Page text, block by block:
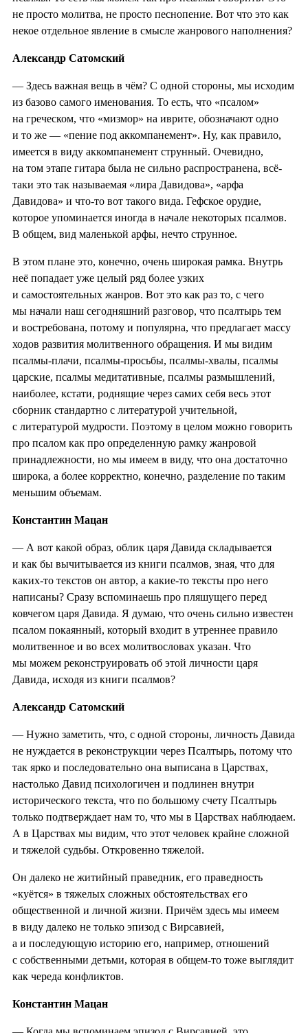
не просто молитва, не просто песнопение. Вот что это как
некое отдельное явление в смысле жанрового наполнения?
Александр Сатомский
— Здесь важная вещь в чём? С одной стороны, мы исходим
из базово самого именования. То есть, что «псалом»
на греческом, что «мизмор» на иврите, обозначают одно
и то же — «пение под аккомпанемент». Ну, как правило,
имеется в виду аккомпанемент струнный. Очевидно,
на том этапе гитара была не сильно распространена, всё-
таки это так называемая «лира Давидова», «арфа
Давидова» и что-то вот такого вида. Гефское орудие,
которое упоминается иногда в начале некоторых псалмов.
В общем, вид маленькой арфы, нечто струнное.
В этом плане это, конечно, очень широкая рамка. Внутрь
неё попадает уже целый ряд более узких
и самостоятельных жанров. Вот это как раз то, с чего
мы начали наш сегодняшний разговор, что псалтырь тем
и востребована, потому и популярна, что предлагает массу
ходов развития молитвенного обращения. И мы видим
псалмы-плачи, псалмы-просьбы, псалмы-хвалы, псалмы
царские, псалмы медитативные, псалмы размышлений,
наиболее, кстати, роднящие через самих себя весь этот
сборник стандартно с литературой учительной,
с литературой мудрости. Поэтому в целом можно говорить
про псалом как про определенную рамку жанровой
принадлежности, но мы имеем в виду, что она достаточно
широка, а более корректно, конечно, разделение по таким
меньшим объемам.
Константин Мацан
— А вот какой образ, облик царя Давида складывается
и как бы вычитывается из книги псалмов, зная, что для
каких-то текстов он автор, а какие-то тексты про него
написаны? Сразу вспоминаешь про пляшущего перед
ковчегом царя Давида. Я думаю, что очень сильно известен
псалом покаянный, который входит в утреннее правило
молитвенное и во всех молитвословах указан. Что
мы можем реконструировать об этой личности царя
Давида, исходя из книги псалмов?
Александр Сатомский
— Нужно заметить, что, с одной стороны, личность Давида
не нуждается в реконструкции через Псалтырь, потому что
так ярко и последовательно она выписана в Царствах,
настолько Давид психологичен и подлинен внутри
исторического текста, что по большому счету Псалтырь
только подтверждает нам то, что мы в Царствах наблюдаем.
А в Царствах мы видим, что этот человек крайне сложной
и тяжелой судьбы. Откровенно тяжелой.
Он далеко не житийный праведник, его праведность
«куётся» в тяжелых сложных обстоятельствах его
общественной и личной жизни. Причём здесь мы имеем
в виду далеко не только эпизод с Вирсавией,
а и последующую историю его, например, отношений
с собственными детьми, которая в общем-то тоже выглядит
как череда конфликтов.
Константин Мацан